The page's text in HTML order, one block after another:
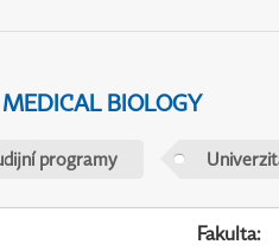
MEDICAL BIOLOGY
programy
Fakulta: